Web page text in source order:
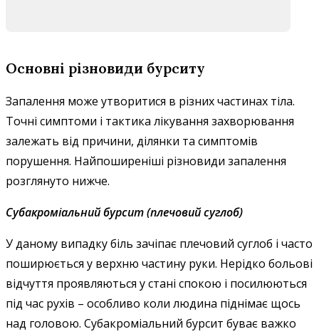
Основні різновиди бурситу
Запалення може утворитися в різних частинах тіла.
Точні симптоми і тактика лікування захворювання
залежать від причини, ділянки та симптомів
порушення. Найпоширеніші різновиди запалення
розглянуто нижче.
Субакроміальний бурсит(плечовий суглоб)
У даному випадку біль зачіпає плечовий суглоб і часто
поширюється у верхню частину руки. Нерідко больові
відчуття проявляються у стані спокою і посилюються
під час рухів – особливо коли людина піднімає щось
над головою. Субакроміальний бурсит буває важко